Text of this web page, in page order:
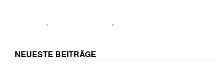
NEUESTE BEITRÄGE